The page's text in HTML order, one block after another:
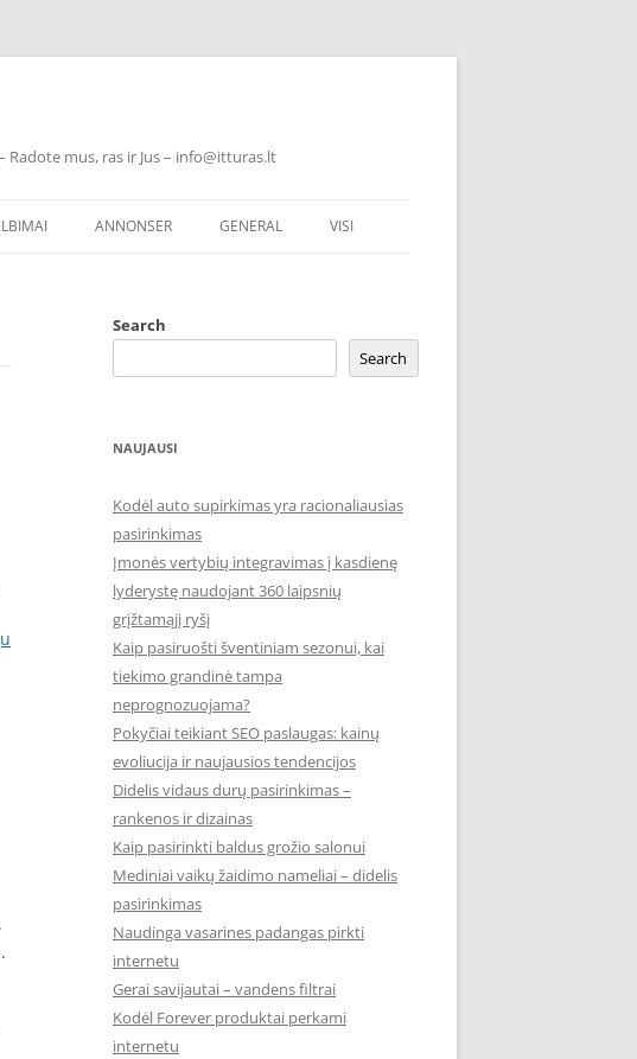
mus, ras ir Jus – info@itturas.lt
ANNONSER GENERAL VISI
Search
Search
NAUJAUSI
Kodėl auto supirkimas yra racionaliausias
pasirinkimas
Įmonės vertybių integravimas į kasdienę
lyderystę naudojant 360 laipsnių
grįžtamąjį ryšį
Kaip pasiruošti šventiniam sezonui, kai
tiekimo grandinė tampa
neprognozuojama?
Pokyčiai teikiant SEO paslaugas: kainų
evoliucija ir naujausios tendencijos
Didelis vidaus durų pasirinkimas –
rankenos ir dizainas
Kaip pasirinkti baldus grožio salonui
Mediniai vaikų žaidimo nameliai – didelis
pasirinkimas
Naudinga vasarines padangas pirkti
internetu
Gerai savijautai – vandens filtrai
Kodėl Forever produktai perkami
internetu